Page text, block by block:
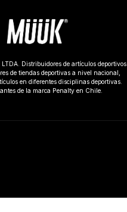
Distribuidores de artículos deportivos.
de tiendas deportivas a nivel nacional,
en diferentes disciplinas deportivas.
de la marca Penalty en Chile.